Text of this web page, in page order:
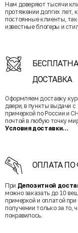
Нам доверяют тысячи
протяжении долгих лет,
постоянные клиенты, так
известные блогеры и
ДОСТАВКА
Оформляем доставку
двери, в пункты выдачи с
примеркой по России и
почтой в любую точку
Условия доставки...
ОПЛАТА ПО
При Депозитной
можно заказать до 10
примеркой и оплатой при
получении только за то,
понравилось.